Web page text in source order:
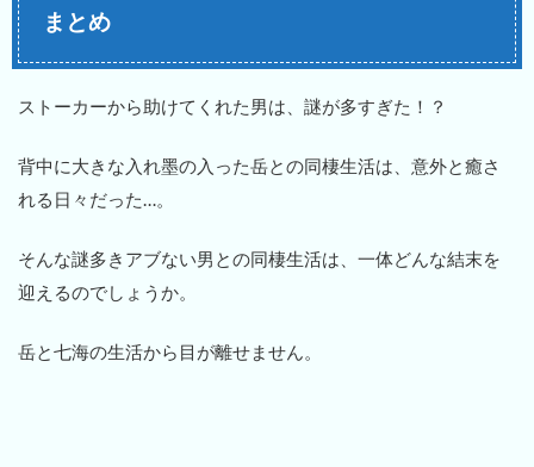
まとめ
ストーカーから助けてくれた男は、謎が多すぎた！？
背中に大きな入れ墨の入った岳との同棲生活は、意外と癒さ
れる日々だった…。
そんな謎多きアブない男との同棲生活は、一体どんな結末を
迎えるのでしょうか。
岳と七海の生活から目が離せません。